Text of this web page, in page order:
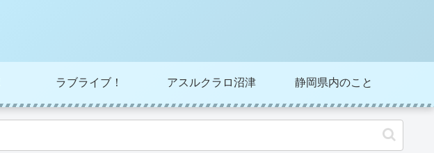
ラブライブ！ アスルクラロ沼津 静岡県内のこと